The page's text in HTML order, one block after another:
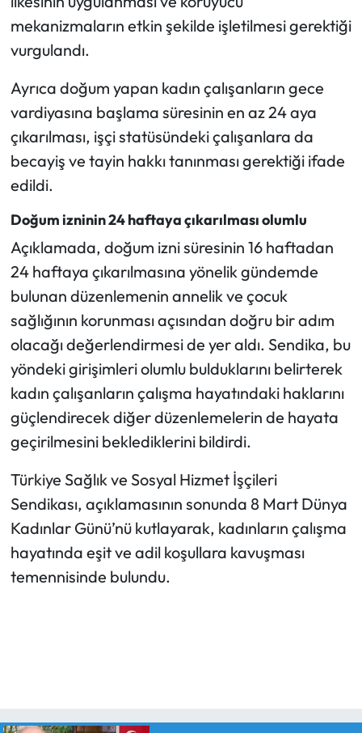
mekanizmaların etkin şekilde işletilmesi gerektiği
vurgulandı.
Ayrıca doğum yapan kadın çalışanların gece
vardiyasına başlama süresinin en az 24 aya
çıkarılması, işçi statüsündeki çalışanlara da
becayiş ve tayin hakkı tanınması gerektiği ifade
edildi.
Doğum izninin 24 haftaya çıkarılması olumlu
Açıklamada, doğum izni süresinin 16 haftadan
24 haftaya çıkarılmasına yönelik gündemde
bulunan düzenlemenin annelik ve çocuk
sağlığının korunması açısından doğru bir adım
olacağı değerlendirmesi de yer aldı. Sendika, bu
yöndeki girişimleri olumlu bulduklarını belirterek
kadın çalışanların çalışma hayatındaki haklarını
güçlendirecek diğer düzenlemelerin de hayata
geçirilmesini beklediklerini bildirdi.
Türkiye Sağlık ve Sosyal Hizmet İşçileri
Sendikası, açıklamasının sonunda 8 Mart Dünya
Kadınlar Günü’nü kutlayarak, kadınların çalışma
hayatında eşit ve adil koşullara kavuşması
temennisinde bulundu.